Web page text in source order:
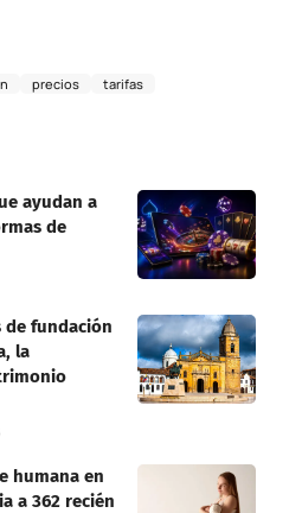
precios tarifas
ayudan a
de
de fundación
la
humana en
a 362 recién